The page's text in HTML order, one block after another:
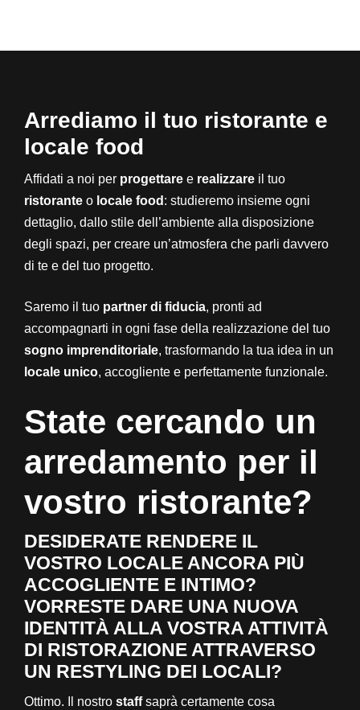
Arrediamo il tuo ristorante e
locale food
Affidati a noi per progettare e realizzare il tuo
ristorante o locale food : studieremo insieme ogni
dettaglio, dallo stile dell’ambiente alla disposizione
degli spazi, per creare un’atmosfera che parli davvero
di te e del tuo progetto.
Saremo il tuo partner di fiducia, pronti ad
accompagnarti in ogni fase della realizzazione del tuo
sogno imprenditoriale, trasformando la tua idea in un
locale unico, accogliente e perfettamente funzionale.
State cercando un
arredamento per il
vostro ristorante?
DESIDERATE RENDERE IL
VOSTRO LOCALE ANCORA PIÙ
ACCOGLIENTE E INTIMO?
VORRESTE DARE UNA NUOVA
IDENTITÀ ALLA VOSTRA ATTIVITÀ
DI RISTORAZIONE ATTRAVERSO
UN RESTYLING DEI LOCALI?
Ottimo. Il nostro staffsaprà certamente cosa